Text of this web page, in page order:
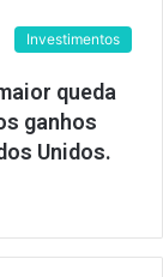
Investimentos
queda
ganhos
Unidos.